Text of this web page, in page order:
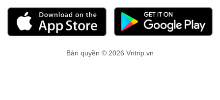
Bản quyền © 2026 Vntrip.vn